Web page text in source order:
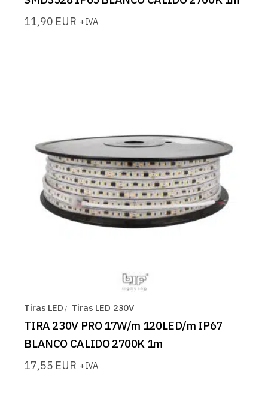
11,90 EUR +IVA
Tiras LED Tiras LED 230V
TIRA 230V PRO 17W/m 120LED/m IP67
BLANCO CALIDO 2700K 1m
17,55 EUR +IVA